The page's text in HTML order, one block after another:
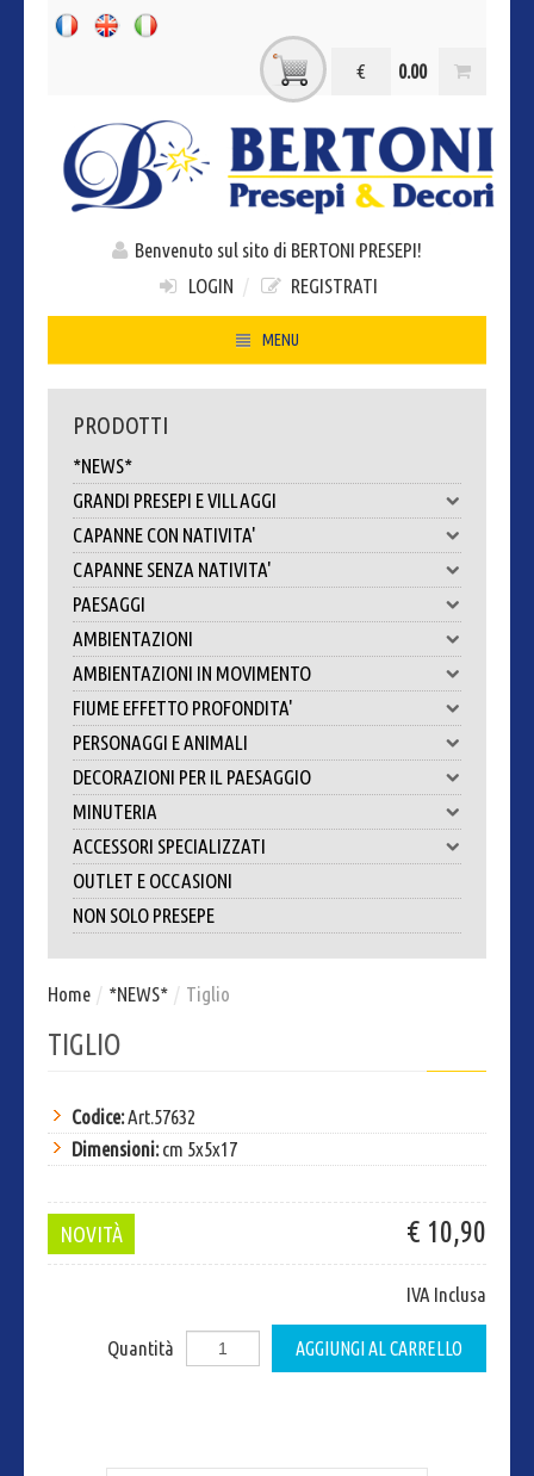
0.00
€
Benvenuto sul sito di BERTONI PRESEPI!
LOGIN / REGISTRATI
MENU
HOME
DOVE SIAMO
PRODOTTI
*NEWS*
GRANDI PRESEPI E VILLAGGI
CAPANNE CON NATIVITA'
CAPANNE SENZA NATIVITA'
PAESAGGI
AMBIENTAZIONI
AMBIENTAZIONI IN MOVIMENTO
FIUME EFFETTO PROFONDITA'
PERSONAGGI E ANIMALI
DECORAZIONI PER IL PAESAGGIO
MINUTERIA
ACCESSORI SPECIALIZZATI
OUTLET E OCCASIONI
NON SOLO PRESEPE
Home / *NEWS* / Tiglio
TIGLIO
Codice:Art.57632
Dimensioni:cm 5x5x17
NOVITÀ € 10,90
IVA Inclusa
Quantità